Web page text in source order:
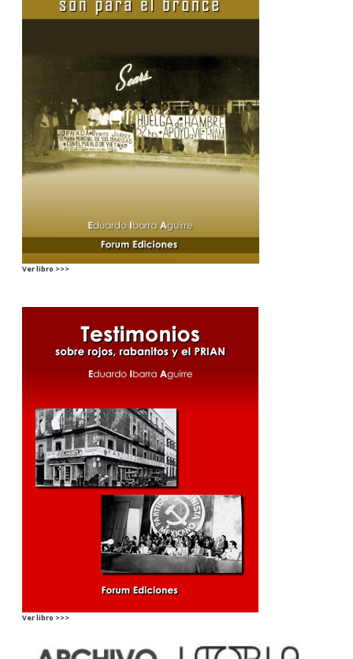
Ver libro >>>
Ver libro >>>